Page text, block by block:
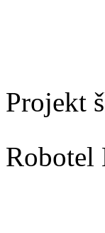
Projekt
Robotel